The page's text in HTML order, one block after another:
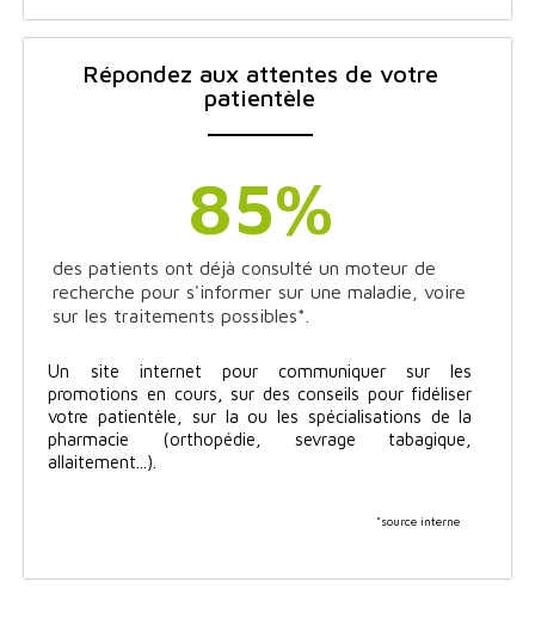
Répondez aux attentes de votre
patientèle
85%
des patients ont déjà consulté un moteur de
recherche pour s'informer sur une maladie, voire
sur les traitements possibles*.
Un site internet pour communiquer sur les
promotions en cours, sur des conseils pour fidéliser
votre patientèle, sur la ou les spécialisations de la
pharmacie (orthopédie, sevrage tabagique,
allaitement...).
*source interne